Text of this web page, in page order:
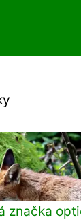
značka